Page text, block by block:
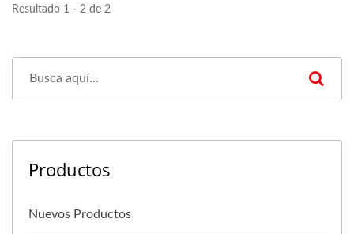
Resultado 1 - 2 de 2
Productos
Nuevos Productos